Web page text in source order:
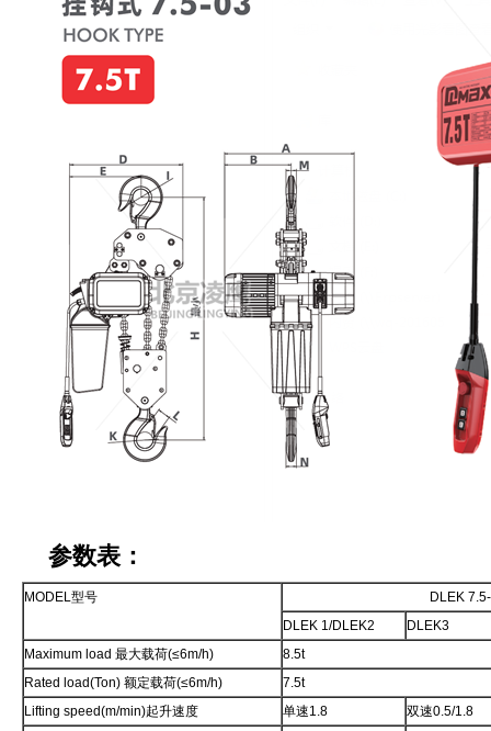
参数表：
MODEL型号
DLEK
DLEK 1/DLEK2
DLEK3
Maximum load 最大载荷(≤6m/h)
8.5t
Rated load(Ton) 额定载荷(≤6m/h)
7.5t
Lifting speed(m/min)起升速度
单速1.8
双速0.5/1.8